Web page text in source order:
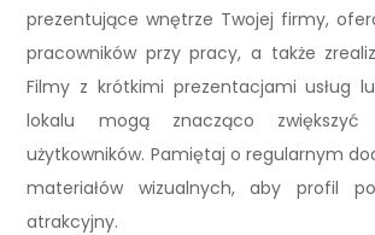
prezentujące wnętrze Twojej firmy,
pracowników przy pracy, a także
Filmy z krótkimi prezentacjami usług
lokalu mogą znacząco zwiększyć
użytkowników. Pamiętaj o regularnym
materiałów wizualnych, aby profil
atrakcyjny.